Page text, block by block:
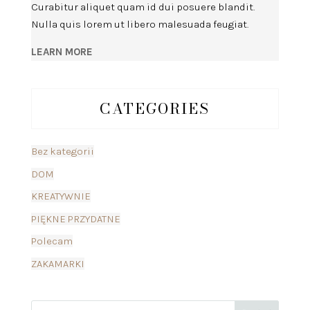
Curabitur aliquet quam id dui posuere blandit.
Nulla quis lorem ut libero malesuada feugiat.
LEARN MORE
CATEGORIES
Bez kategorii
DOM
KREATYWNIE
PIĘKNE PRZYDATNE
Polecam
ZAKAMARKI